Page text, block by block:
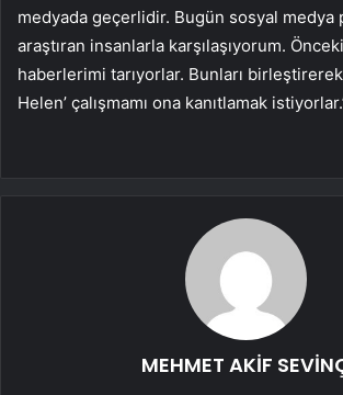
medyada geçerlidir. Bugün sosyal medya
araştıran insanlarla karşılaşıyorum. Önceki
haberlerimi tarıyorlar. Bunları
Helen’ çalışmamı ona kanıtlamak
MEHMET AKİF